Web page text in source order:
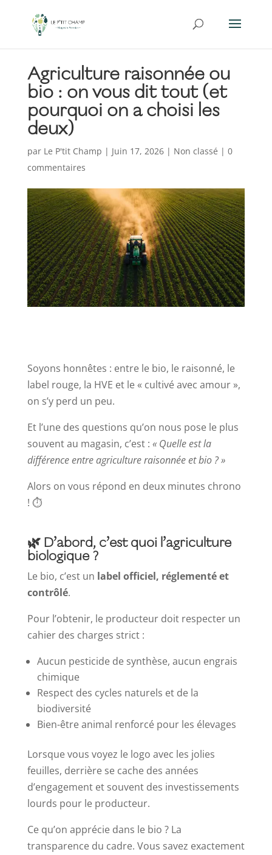
Agriculture raisonnée ou
bio : on vous dit tout (et
pourquoi on a choisi les
deux)
par Le P'tit Champ | Juin 17, 2026| Non classé | 0
commentaires
Soyons honnêtes : entre le bio, le raisonné, le
label rouge, la HVE et le « cultivé avec amour »,
on s’y perd un peu.
Et l’une des questions qu’on nous pose le plus
souvent au magasin, c’est : « Quelle est la
différence entre agriculture raisonnée et bio ? »
Alors on vous répond en deux minutes chrono
! ⏱️
🌿 D’abord, c’est quoi l’agriculture
biologique ?
Le bio, c’est un label officiel, réglementé et
contrôlé.
Pour l’obtenir, le producteur doit respecter un
cahier des charges strict :
Aucun pesticide de synthèse, aucun engrais
chimique
Respect des cycles naturels et de la
biodiversité
Bien-être animal renforcé pour les élevages
Lorsque vous voyez le logo avec les jolies
feuilles, derrière se cache des années
d’engagement et souvent des investissements
lourds pour le producteur.
Ce qu’on apprécie dans le bio ? La
transparence du cadre. Vous savez exactement